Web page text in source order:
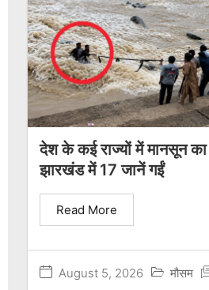
देश के कई राज्यों में मानसून
झारखंड में 17 जानें गईं
August 5, 2026 मौसम
Read More